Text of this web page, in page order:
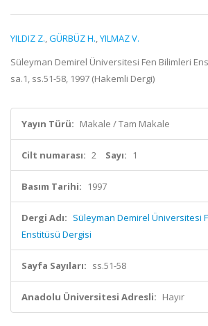
YILDIZ Z.,GÜRBÜZ H.,YILMAZ V.
Süleyman Demirel Üniversitesi Fen Bilimleri
sa.1, ss.51-58, 1997 (Hakemli Dergi)
Yayın Türü: Makale / Tam Makale
Cilt numarası: 2 Sayı: 1
Basım Tarihi: 1997
Dergi Adı: Süleyman Demirel Üniversitesi
Enstitüsü Dergisi
Sayfa Sayıları: ss.51-58
Anadolu Üniversitesi Adresli: Hayır